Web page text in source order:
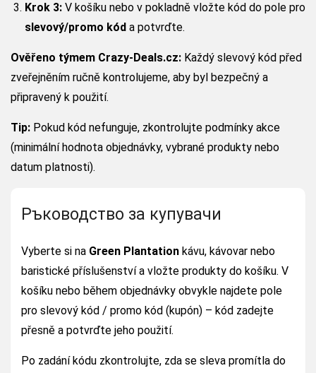
Krok 3: V košíku nebo v pokladně vložte kód do pole pro
slevový/promo kód a potvrďte.
Ověřeno týmem Crazy-Deals.cz: Každý slevový kód před
zveřejněním ručně kontrolujeme, aby byl bezpečný a
připravený k použití.
Tip: Pokud kód nefunguje, zkontrolujte podmínky akce
(minimální hodnota objednávky, vybrané produkty nebo
datum platnosti).
Ръководство за купувачи
Vyberte si na Green Plantation kávu, kávovar nebo
baristické příslušenství a vložte produkty do košíku. V
košíku nebo během objednávky obvykle najdete pole
pro slevový kód / promo kód (kupón) – kód zadejte
přesně a potvrďte jeho použití.
Po zadání kódu zkontrolujte, zda se sleva promítla do